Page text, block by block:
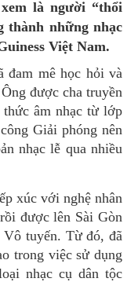
là người “thổi
thành những nhạc
Việt Nam.
đam mê học hỏi và
được cha truyền
âm nhạc từ lớp
Giải phóng nên
nhạc lễ qua nhiều
xúc với nghệ nhân
được lên Sài Gòn
tuyến. Từ đó, đã
trong việc sử dụng
nhạc cụ dân tộc